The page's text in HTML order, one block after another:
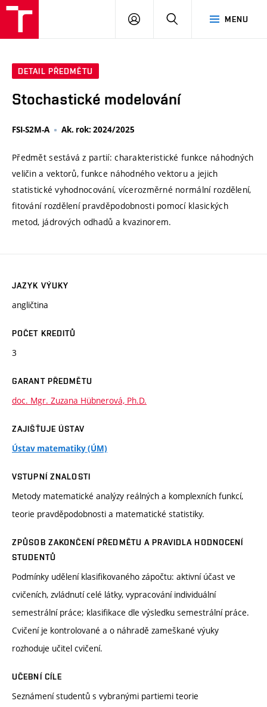
MENU
PŘIHLÁSIT
DETAIL PŘEDMĚTU
Stochastické modelování
FSI-S2M-A Ak. rok: 2024/2025
Předmět sestává z partií: charakteristické funkce náhodných
veličin a vektorů, funkce náhodného vektoru a jejich
statistické vyhodnocování, vícerozměrné normální rozdělení,
fitování rozdělení pravděpodobnosti pomocí klasických
metod, jádrových odhadů a kvazinorem.
JAZYK VÝUKY
angličtina
POČET KREDITŮ
3
GARANT PŘEDMĚTU
doc. Mgr. Zuzana Hübnerová, Ph.D.
ZAJIŠŤUJE ÚSTAV
Ústav matematiky (ÚM)
VSTUPNÍ ZNALOSTI
Metody matematické analýzy reálných a komplexních funkcí,
teorie pravděpodobnosti a matematické statistiky.
ZPŮSOB ZAKONČENÍ PŘEDMĚTU A PRAVIDLA HODNOCENÍ
STUDENTŮ
Podmínky udělení klasifikovaného zápočtu: aktivní účast ve
cvičeních, zvládnutí celé látky, vypracování individuální
semestrální práce; klasifikace dle výsledku semestrální práce.
Cvičení je kontrolované a o náhradě zameškané výuky
rozhoduje učitel cvičení.
UČEBNÍ CÍLE
Seznámení studentů s vybranými partiemi teorie